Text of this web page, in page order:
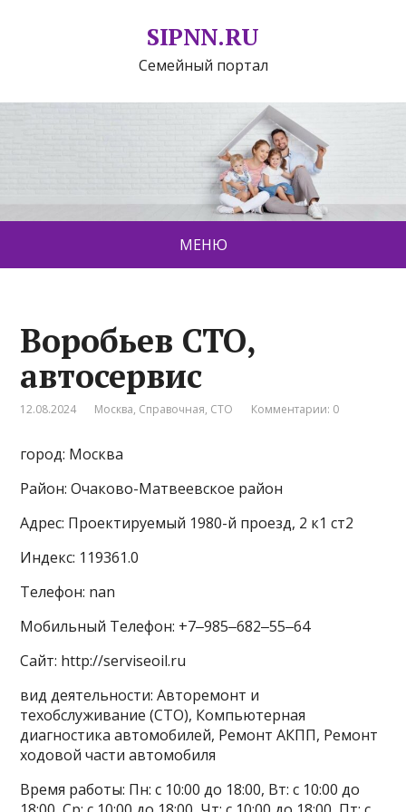
SIPNN.RU
Семейный портал
МЕНЮ
Воробьев СТО,
автосервис
12.08.2024 Москва, Справочная, СТО Комментарии: 0
город: Москва
Район: Очаково-Матвеевское район
Адрес: Проектируемый 1980-й проезд, 2 к1 ст2
Индекс: 119361.0
Телефон: nan
Мобильный Телефон: +7‒985‒682‒55‒64
Сайт: http://serviseoil.ru
вид деятельности: Авторемонт и
техобслуживание (СТО), Компьютерная
диагностика автомобилей, Ремонт АКПП, Ремонт
ходовой части автомобиля
Время работы: Пн: с 10:00 до 18:00, Вт: с 10:00 до